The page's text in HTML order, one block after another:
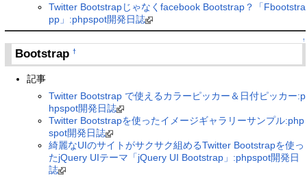
Twitter Bootstrapじゃなくfacebook Bootstrap？「Fbootstra
pp」:phpspot開発日誌
↑
Bootstrap†
記事
Twitter Bootstrap で使えるカラーピッカー＆日付ピッカー:p
hpspot開発日誌
Twitter Bootstrapを使ったイメージギャラリーサンプル:php
spot開発日誌
綺麗なUIのサイトがサクサク組めるTwitter Bootstrapを使っ
たjQuery UIテーマ「jQuery UI Bootstrap」:phpspot開発日
誌